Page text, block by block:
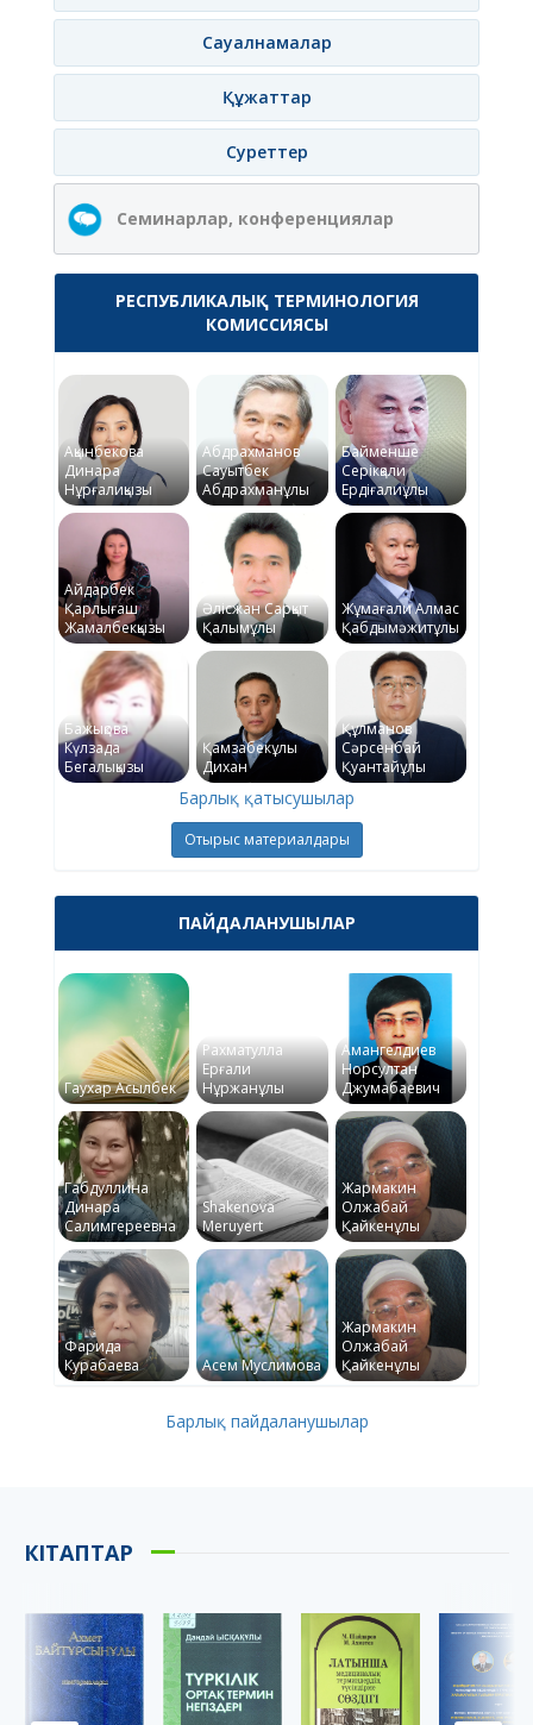
Сауалнамалар
Құжаттар
Суреттер
Семинарлар, конференциялар
РЕСПУБЛИКАЛЫҚ ТЕРМИНОЛОГИЯ
КОМИССИЯСЫ
Ақынбекова
Динара
Нұрғалиқызы
Абдрахманов
Сауытбек
Абдрахманұлы
Байменше
Серікқали
Ердіғалиұлы
Айдарбек
Қарлығаш
Жамалбекқызы
Әлісжан Сарқыт
Қалымұлы
Жұмағали Алмас
Қабдымәжитұлы
Бажықова
Күлзада
Бегалықызы
Қамзабекұлы
Дихан
Құлманов
Сәрсенбай
Қуантайұлы
Барлық қатысушылар
Отырыс материалдары
ПАЙДАЛАНУШЫЛАР
Гаухар Асылбек
Рахматулла
Ерғали
Нұржанұлы
Амангелдиев
Норсултан
Джумабаевич
Габдуллина
Динара
Салимгереевна
Shakenova
Meruyert
Жармакин
Олжабай
Қайкенұлы
Фарида
Курабаева
Асем Муслимова
Жармакин
Олжабай
Қайкенұлы
Барлық пайдаланушылар
КІТАПТАР